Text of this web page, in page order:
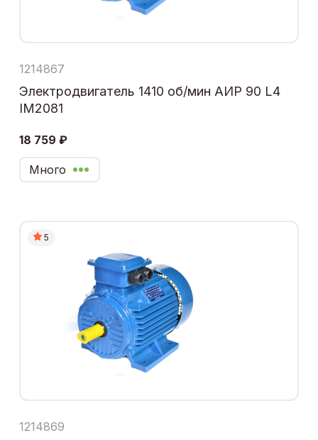
1214867
Электродвигатель 1410 об/мин АИР 90 L4
IM2081
18 759 ₽
Много
5
1214869